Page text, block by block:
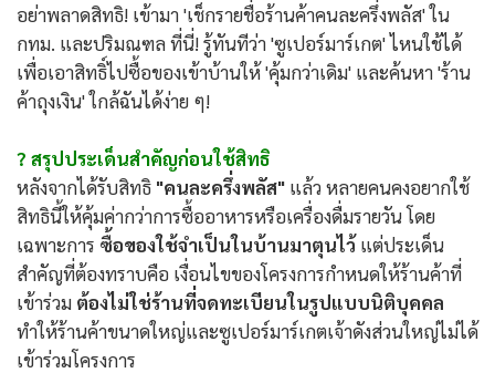
อย่าพลาดสิทธิ! เข้ามา 'เช็กรายชื่อร้านค้าคนละครึ่งพลัส' ใน
กทม. และปริมณฑล ที่นี่! รู้ทันทีว่า 'ซูเปอร์มาร์เกต' ไหนใช้ได้
เพื่อเอาสิทธิ์ไปซื้อของเข้าบ้านให้ 'คุ้มกว่าเดิม' และค้นหา 'ร้าน
ค้าถุงเงิน' ใกล้ฉันได้ง่าย ๆ!
? สรุปประเด็นสำคัญก่อนใช้สิทธิ
หลังจากได้รับสิทธิ "คนละครึ่งพลัส" แล้ว หลายคนคงอยากใช้
สิทธินี้ให้คุ้มค่ากว่าการซื้ออาหารหรือเครื่องดื่มรายวัน โดย
เฉพาะการ ซื้อของใช้จำเป็นในบ้านมาตุนไว้ แต่ประเด็น
สำคัญที่ต้องทราบคือ เงื่อนไขของโครงการกำหนดให้ร้านค้าที่
เข้าร่วม ต้องไม่ใช่ร้านที่จดทะเบียนในรูปแบบนิติบุคคล
ทำให้ร้านค้าขนาดใหญ่และซูเปอร์มาร์เกตเจ้าดังส่วนใหญ่ไม่ได้
เข้าร่วมโครงการ